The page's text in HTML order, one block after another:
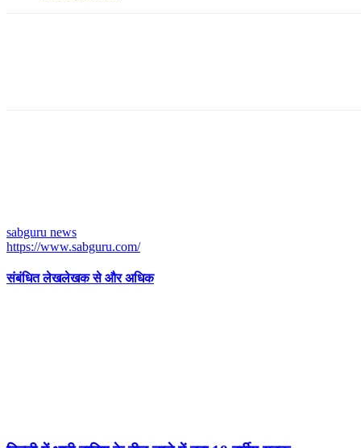
sabguru news
https://www.sabguru.com/
संबंधित लेखलेखक से और अधिक